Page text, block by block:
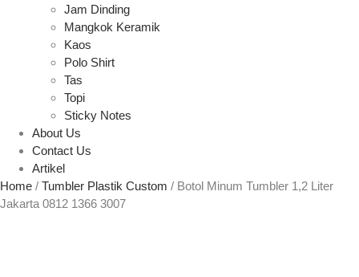
Jam Dinding
Mangkok Keramik
Kaos
Polo Shirt
Tas
Topi
Sticky Notes
About Us
Contact Us
Artikel
Home / Tumbler Plastik Custom / Botol Minum Tumbler 1,2 Liter
Jakarta 0812 1366 3007